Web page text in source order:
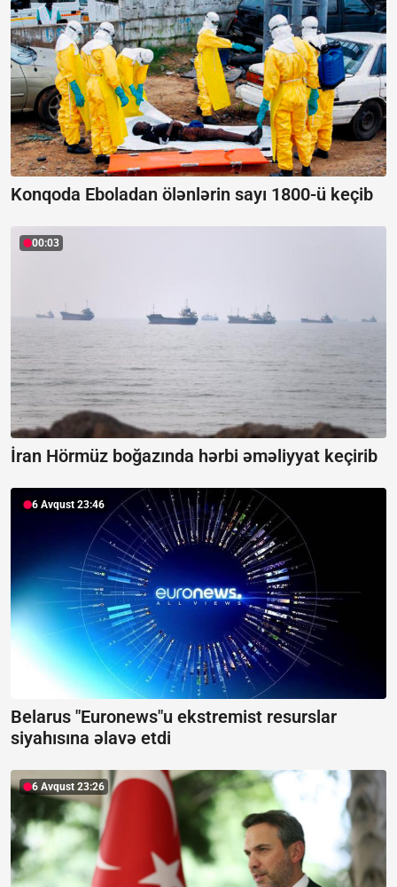
Konqoda Eboladan ölənlərin sayı 1800-ü keçib
00:03
İran Hörmüz boğazında hərbi əməliyyat keçirib
6 Avqust 23:46
Belarus "Euronews"u ekstremist resurslar
siyahısına əlavə etdi
6 Avqust 23:26